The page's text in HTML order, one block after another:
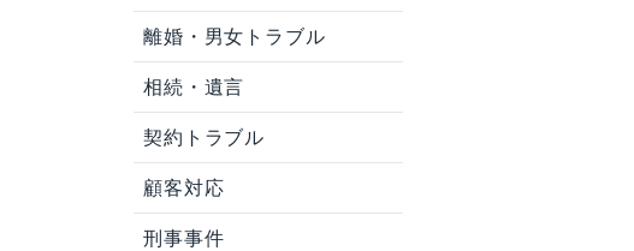
離婚・男女トラブル
相続・遺言
契約トラブル
顧客対応
刑事事件